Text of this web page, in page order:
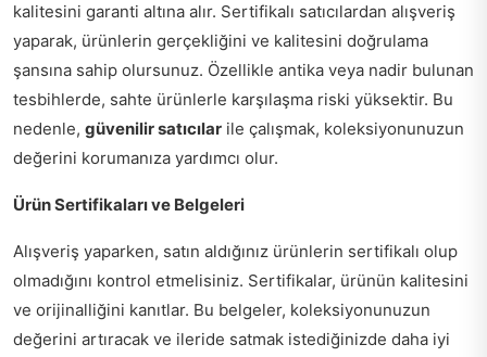
kalitesini garanti altına alır. Sertifikalı satıcılardan alışveriş
yaparak, ürünlerin gerçekliğini ve kalitesini doğrulama
şansına sahip olursunuz. Özellikle antika veya nadir bulunan
tesbihlerde, sahte ürünlerle karşılaşma riski yüksektir. Bu
nedenle, güvenilir satıcılar ile çalışmak, koleksiyonunuzun
değerini korumanıza yardımcı olur.
Ürün Sertifikaları ve Belgeleri
Alışveriş yaparken, satın aldığınız ürünlerin sertifikalı olup
olmadığını kontrol etmelisiniz. Sertifikalar, ürünün kalitesini
ve orijinalliğini kanıtlar. Bu belgeler, koleksiyonunuzun
değerini artıracak ve ileride satmak istediğinizde daha iyi